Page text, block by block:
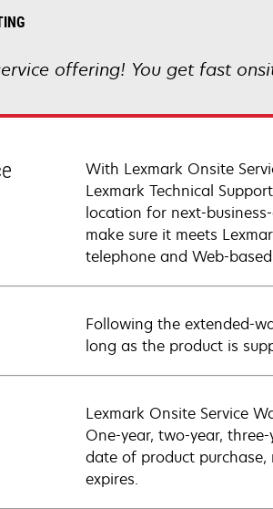
offering! You get fast
With Lexmark Onsite
Lexmark Technical
location for next-
make sure it meets
telephone and Web-
Following the extended-
long as the product is
Lexmark Onsite Service
One-year, two-year,
date of product purchase,
expires.